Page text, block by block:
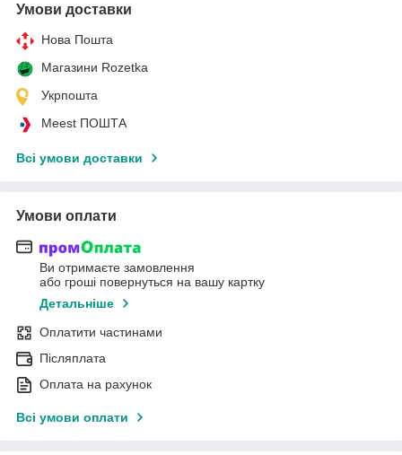
Умови доставки
Нова Пошта
Магазини Rozetka
Укрпошта
Meest ПОШТА
Всі умови доставки
Умови оплати
Ви отримаєте замовлення
або гроші повернуться на вашу картку
Детальніше
Оплатити частинами
Післяплата
Оплата на рахунок
Всі умови оплати